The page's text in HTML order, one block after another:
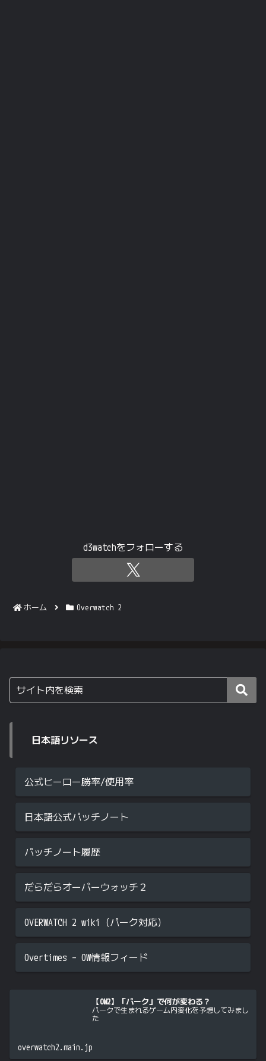
d3watchをフォローする
ホーム Overwatch 2
日本語リソース
公式ヒーロー勝率/使用率
日本語公式パッチノート
パッチノート履歴
だらだらオーバーウォッチ２
OVERWATCH 2 wiki（パーク対応）
Overtimes – OW情報フィード
【OW2】「パーク」で何が変わる？
パークで生まれるゲーム内変化を予想してみまし
た
overwatch2.main.jp